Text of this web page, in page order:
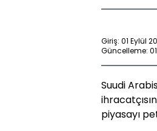
Giriş: 01 Eylül
Güncelleme:
Suudi
piyasayı